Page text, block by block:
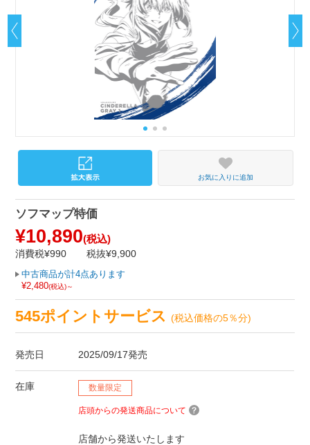
お気に入りに追加
ソフマップ特価
¥10,890(税込)
消費税¥990 税抜¥9,900
中古商品が計4点あります
¥2,480(税込)～
545ポイントサービス(税込価格の5％分)
発売日 2025/09/17発売
在庫 数量限定
店頭からの発送商品について
店舗から発送いたします